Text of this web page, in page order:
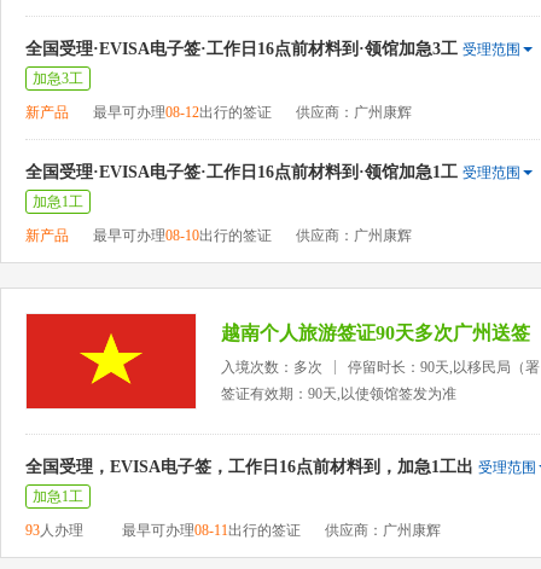
全国受理·EVISA电子签·工作日16点前材料到·领馆加急3工 受理范围
加急3工
新产品
最早可办理08-12出行的签证 供应商：广州康辉
全国受理·EVISA电子签·工作日16点前材料到·领馆加急1工 受理范围
加急1工
新产品
最早可办理08-10出行的签证 供应商：广州康辉
越南个人旅游签证90天多次广州送签
入境次数：多次
停留时长：90天,以移民局（
签证有效期：90天,以使领馆签发为准
全国受理，EVISA电子签，工作日16点前材料到，加急1工出 受理范围
加急1工
93人办理 最早可办理08-11出行的签证 供应商：广州康辉